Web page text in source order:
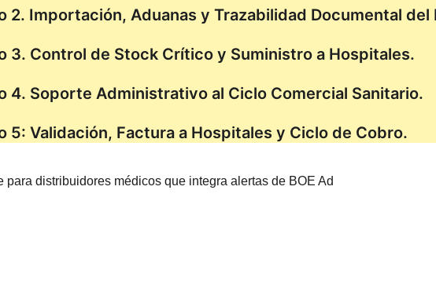
2. Importación, Aduanas y Trazabilidad Documental del
3. Control de Stock Crítico y Suministro a Hospitales.
4. Soporte Administrativo al Ciclo Comercial Sanitario.
5: Validación, Factura a Hospitales y Ciclo de Cobro.